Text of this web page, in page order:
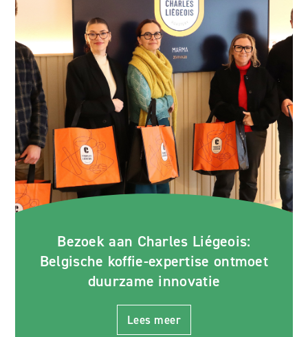
Bezoek aan Charles Liégeois:
Belgische koffie-expertise ontmoet
duurzame innovatie
Lees meer